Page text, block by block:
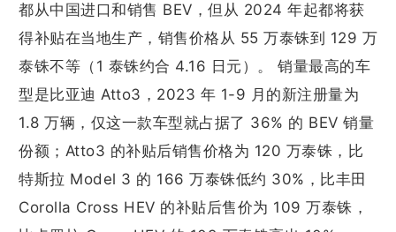
都从中国进口和销售 BEV，但从 2024 年起都将获
得补贴在当地生产，销售价格从 55 万泰铢到 129 万
泰铢不等（1 泰铢约合 4.16 日元）。 销量最高的车
型是比亚迪 Atto3，2023 年 1-9 月的新注册量为
1.8 万辆，仅这一款车型就占据了 36% 的 BEV 销量
份额；Atto3 的补贴后销售价格为 120 万泰铢，比
特斯拉 Model 3 的 166 万泰铢低约 30%，比丰田
Corolla Cross HEV 的补贴后售价为 109 万泰铢，